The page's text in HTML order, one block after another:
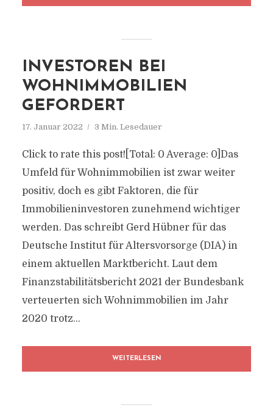
INVESTOREN BEI
WOHNIMMOBILIEN
GEFORDERT
17. Januar 2022 3 Min. Lesedauer
Click to rate this post![Total: 0 Average: 0]Das
Umfeld für Wohnimmobilien ist zwar weiter
positiv, doch es gibt Faktoren, die für
Immobilieninvestoren zunehmend wichtiger
werden. Das schreibt Gerd Hübner für das
Deutsche Institut für Altersvorsorge (DIA) in
einem aktuellen Marktbericht. Laut dem
Finanzstabilitätsbericht 2021 der Bundesbank
verteuerten sich Wohnimmobilien im Jahr
2020 trotz...
WEITERLESEN